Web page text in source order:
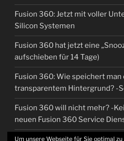
Fusion 360: Jetzt mit voller
Silicon Systemen
Fusion 360 hat jetzt eine
aufschieben für 14 Tage)
Fusion 360: Wie speichert man
transparentem Hintergrund? -
Fusion 360 will nicht mehr? -
neuen Fusion 360 Service
Um unsere Webseite für Sie optimal